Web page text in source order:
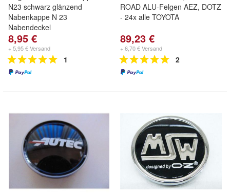
N23 schwarz glänzend
Nabenkappe N 23
Nabendeckel
8,95 €
+ 5,95 € Versand
1
ROAD ALU-Felgen AEZ, DOTZ
- 24x alle TOYOTA
89,23 €
+ 6,70 € Versand
2